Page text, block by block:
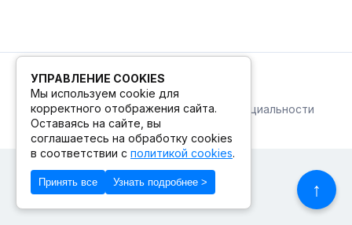
↑
© 2026. ПВЗ! БУТИК.
Публичная офертаПолитика конфиденциальности
© Сделано в Фидживеб
УПРАВЛЕНИЕ COOKIES
Мы используем cookie для
корректного отображения сайта.
Оставаясь на сайте, вы
соглашаетесь на обработку cookies
в соответствии с политикой cookies.
Принять все Узнать подробнее >